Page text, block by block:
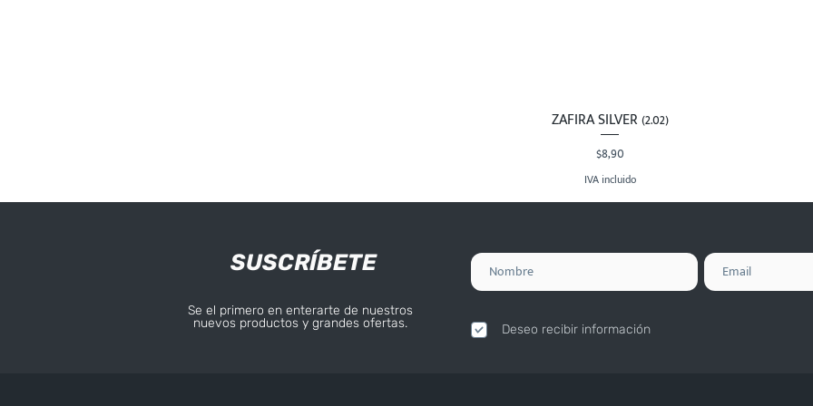
Vista rápida
ZAFIRA SILVER (2.02)
Precio
$8,90
IVA incluido
SUSCRÍBETE
Se el primero en enterarte de nuestros
nuevos productos y grandes ofertas.
Deseo recibir información